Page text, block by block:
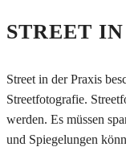
STREET
Street in der Praxis
Streetfotografie.
werden. Es müssen
und Spiegelungen